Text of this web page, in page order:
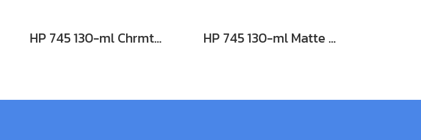
HP 745 130-ml Chrmtc Red Ink Cartridge **สินค้าเลิกผลิต EOL รุ่นทดแทนใช้ F9K06A ** HP 745 130-ml Matte Black Ink Cartridge**สินค้าเลิกผลิต EOL รุ่นทดแทนใช้ F9K05A**